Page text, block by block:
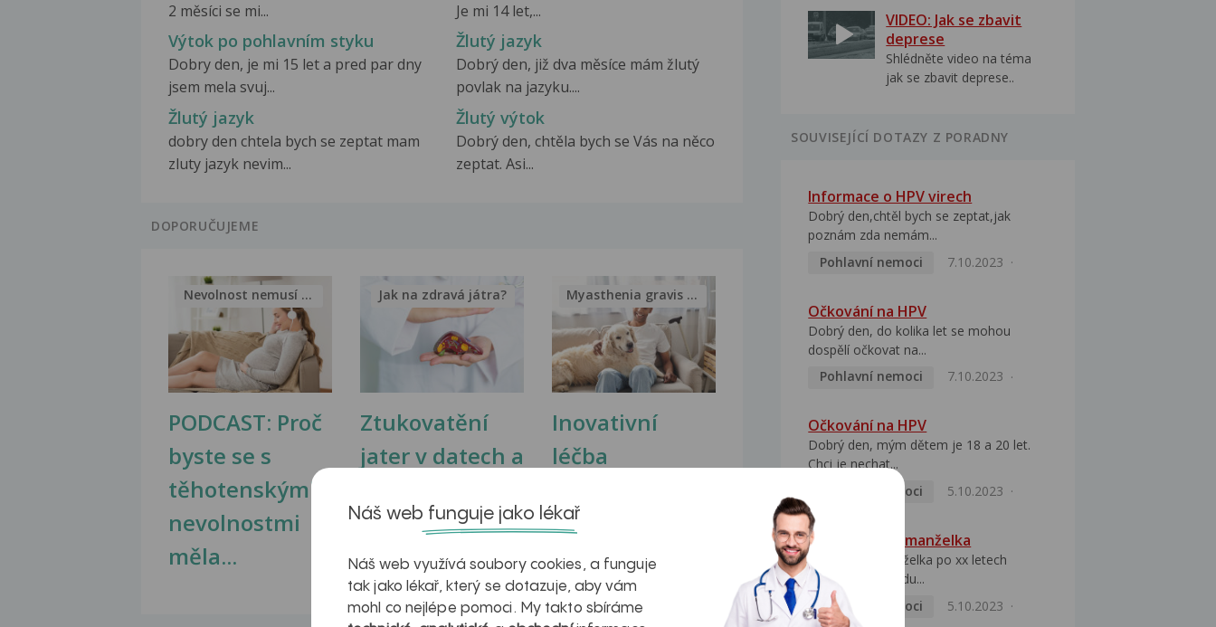
2 měsíci se mi...
Je mi 14 let,...
Výtok po pohlavním styku
Dobry den, je mi 15 let a pred par dny
jsem mela svuj...
Žlutý jazyk
Dobrý den, již dva měsíce mám žlutý
povlak na jazyku....
Žlutý jazyk
dobry den chtela bych se zeptat mam
zluty jazyk nevim...
Žlutý výtok
Dobrý den, chtěla bych se Vás na něco
zeptat. Asi...
DOPORUČUJEME
PODCAST: Proč
byste se s
těhotenskými
nevolnostmi
měla...
Nevolnost nemusí být nutnou...
Ztukovatění
jater v datech a
Jak na zdravá játra?
Inovativní
léčba
naděje pro ty,
kteří ji...
Myasthenia gravis – vše, co...
VIDEO: Jak se zbavit
deprese
Shlédněte video na téma
jak se zbavit deprese..
SOUVISEJÍCÍ DOTAZY Z PORADNY
Informace o HPV virech
Dobrý den,chtěl bych se zeptat,jak
poznám zda nemám...
Pohlavní nemoci
7.10.2023
Očkování na HPV
Dobrý den, do kolika let se mohou
dospělí očkovat na...
Pohlavní nemoci
7.10.2023
Očkování na HPV
Dobrý den, mým dětem je 18 a 20 let.
Chci je nechat...
Pohlavní nemoci
5.10.2023
HPV pozitivní manželka
Dobrý den, manželka po xx letech
přivezla z Východu...
Pohlavní nemoci
5.10.2023
Náš web funguje jako lékař
Náš web využívá soubory cookies, a funguje
tak jako lékař, který se dotazuje, aby vám
mohl co nejlépe pomoci. My takto sbíráme